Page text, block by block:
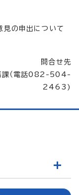
見の申出について
問合せ先
課（電話082-504-
2463)